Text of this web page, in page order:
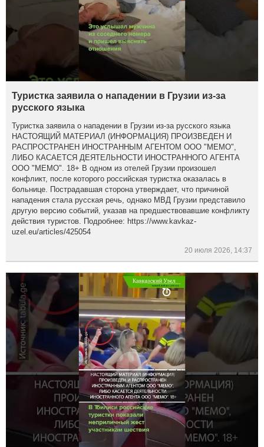
Туристка заявила о нападении в Грузии из-за
русского языка
Туристка заявила о нападении в Грузии из-за русского языка
НАСТОЯЩИЙ МАТЕРИАЛ (ИНФОРМАЦИЯ) ПРОИЗВЕДЕН И
РАСПРОСТРАНЕН ИНОСТРАННЫМ АГЕНТОМ ООО "МЕМО",
ЛИБО КАСАЕТСЯ ДЕЯТЕЛЬНОСТИ ИНОСТРАННОГО АГЕНТА
ООО "МЕМО". 18+ В одном из отелей Грузии произошел
конфликт, после которого российская туристка оказалась в
больнице. Пострадавшая сторона утверждает, что причиной
нападения стала русская речь, однако МВД Грузии представило
другую версию событий, указав на предшествовавшие конфликту
действия туристов. Подробнее: https://www.kavkaz-
uzel.eu/articles/425054
20 июля 2026, 14:37